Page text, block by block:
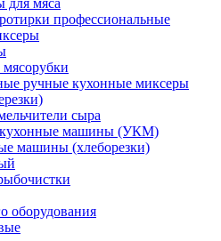
для мяса
профессиональные
ручные кухонные миксеры
сыра
кухонные машины (УКМ)
машины (хлеборезки)
оборудования